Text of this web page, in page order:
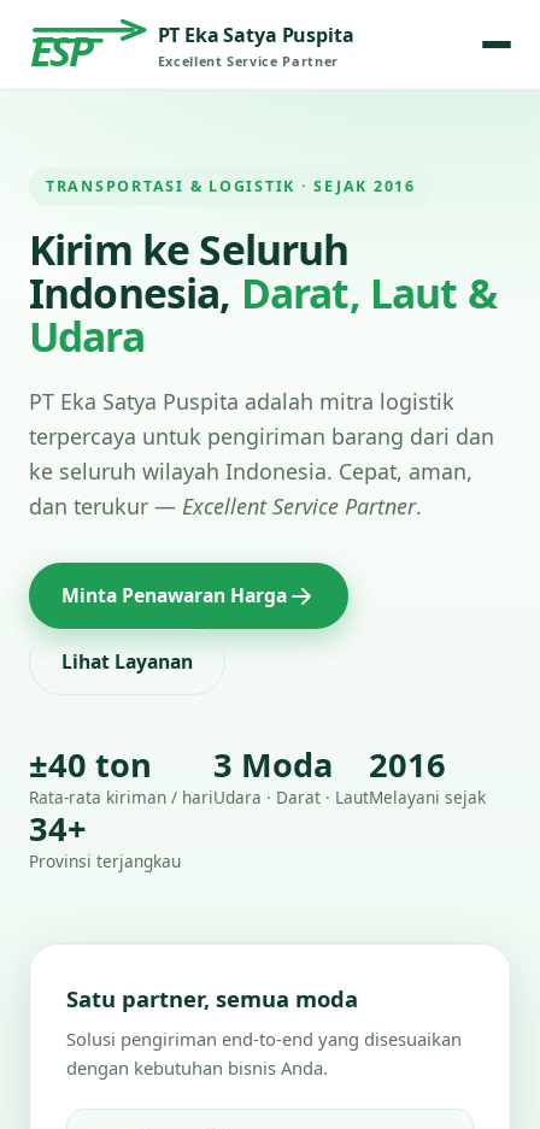
ESP PT Eka Satya Puspita
Excellent Service Partner
TRANSPORTASI & LOGISTIK · SEJAK 2016
Kirim ke Seluruh
Indonesia, Darat, Laut &
Udara
PT Eka Satya Puspita adalah mitra logistik
terpercaya untuk pengiriman barang dari dan
ke seluruh wilayah Indonesia. Cepat, aman,
dan terukur — Excellent Service Partner.
Minta Penawaran Harga
Lihat Layanan
±40 ton
Rata-rata kiriman / hari
3 Moda
Udara · Darat · Laut
2016
Melayani sejak
34+
Provinsi terjangkau
Satu partner, semua moda
Solusi pengiriman end-to-end yang disesuaikan
dengan kebutuhan bisnis Anda.